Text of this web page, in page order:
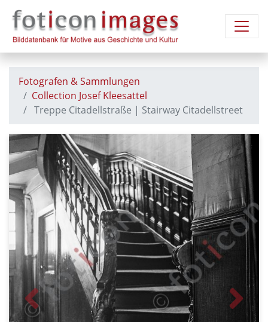
Fotografen & Sammlungen
Collection Josef Kleesattel
Treppe Citadellstraße | Stairway Citadellstreet